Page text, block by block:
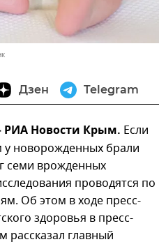
Дзен Telegram
Новости Крым. Если
у новорожденных брали
семи врожденных
проводятся по
Об этом в ходе пресс-
здоровья в пресс-
главный